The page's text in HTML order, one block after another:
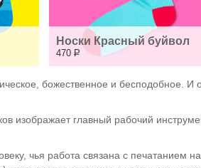
Носки Красный буйвол
470 Р
божественное и бесподобное. И
изображает главный рабочий
чья работа связана с печатанием